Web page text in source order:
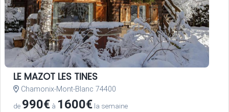
LE MAZOT LES TINES
Chamonix-Mont-Blanc 74400
de 990€ à 1600€ la semaine